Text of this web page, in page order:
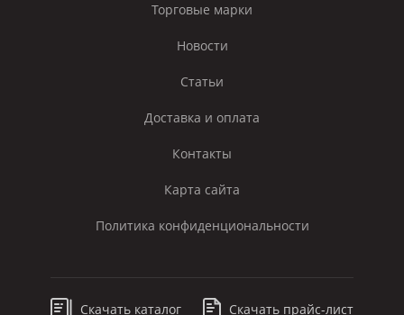
Торговые марки
Новости
Статьи
Доставка и оплата
Контакты
Карта сайта
Политика конфиденциональности
Скачать каталог Скачать прайс-лист